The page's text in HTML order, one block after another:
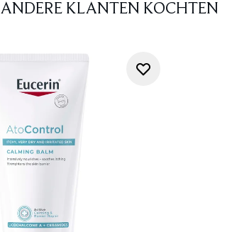
ANDERE KLANTEN KOCHTEN